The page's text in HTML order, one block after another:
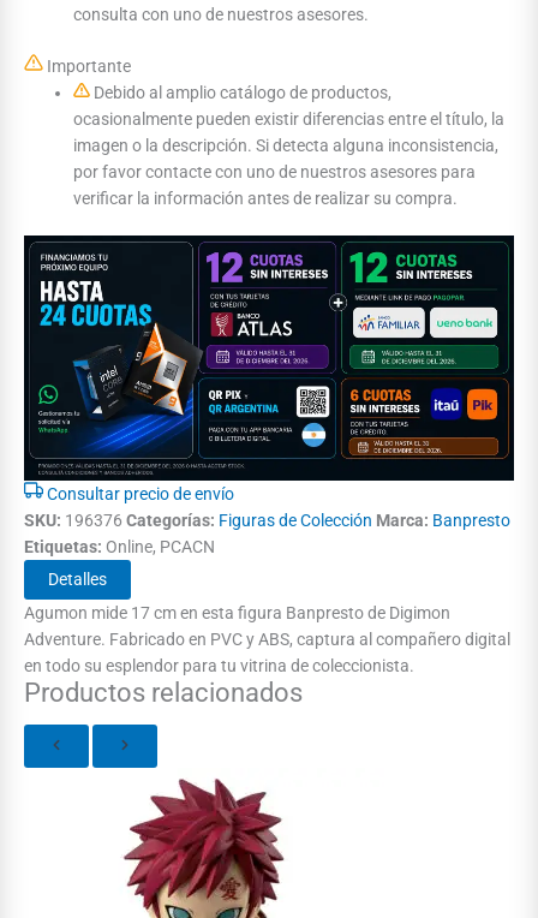
consulta con uno de nuestros asesores.
Importante
Debido al amplio catálogo de productos,
ocasionalmente pueden existir diferencias entre el título, la
imagen o la descripción. Si detecta alguna inconsistencia,
por favor contacte con uno de nuestros asesores para
verificar la información antes de realizar su compra.
Consultar precio de envío
SKU: 196376 Categorías: Figuras de Colección Marca: Banpresto
Etiquetas: Online, PCACN
Detalles
Agumon mide 17 cm en esta figura Banpresto de Digimon
Adventure. Fabricado en PVC y ABS, captura al compañero digital
en todo su esplendor para tu vitrina de coleccionista.
Productos relacionados